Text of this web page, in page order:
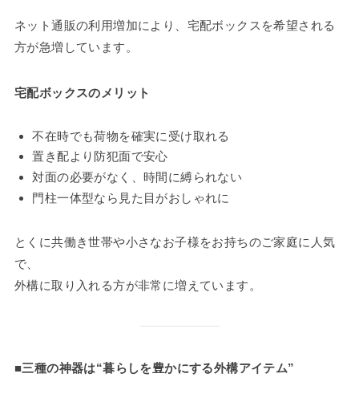
ネット通販の利用増加により、宅配ボックスを希望される
方が急増しています。
宅配ボックスのメリット
不在時でも荷物を確実に受け取れる
置き配より防犯面で安心
対面の必要がなく、時間に縛られない
門柱一体型なら見た目がおしゃれに
とくに共働き世帯や小さなお子様をお持ちのご家庭に人気
で、
外構に取り入れる方が非常に増えています。
■三種の神器は“暮らしを豊かにする外構アイテム”